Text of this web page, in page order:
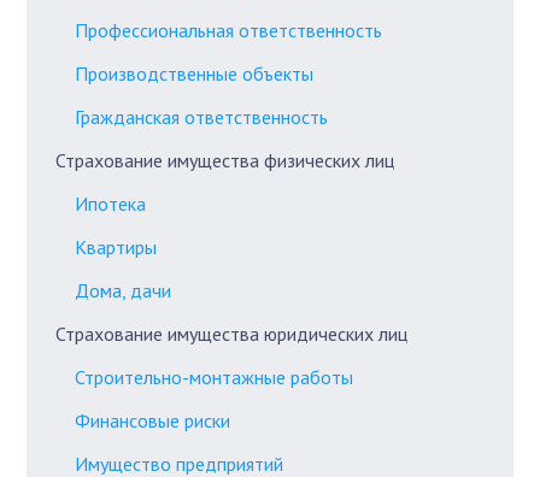
Профессиональная ответственность
Производственные объекты
Гражданская ответственность
Страхование имущества физических лиц
Ипотека
Квартиры
Дома, дачи
Страхование имущества юридических лиц
Строительно-монтажные работы
Финансовые риски
Имущество предприятий